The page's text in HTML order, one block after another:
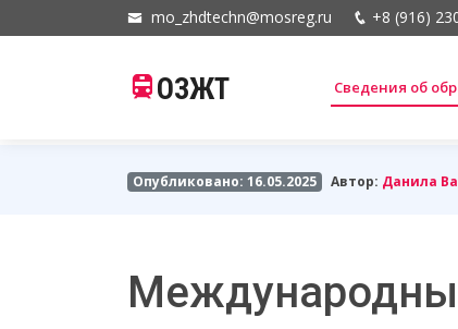
mo_zhdtechn@mosreg.ru +8 (916)
ОЗЖТ Сведения об
Опубликовано: 16.05.2025 Автор: Данила